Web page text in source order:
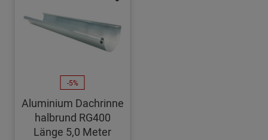
-5%
Aluminium Dachrinne
halbrund RG400
Länge 5,0 Meter